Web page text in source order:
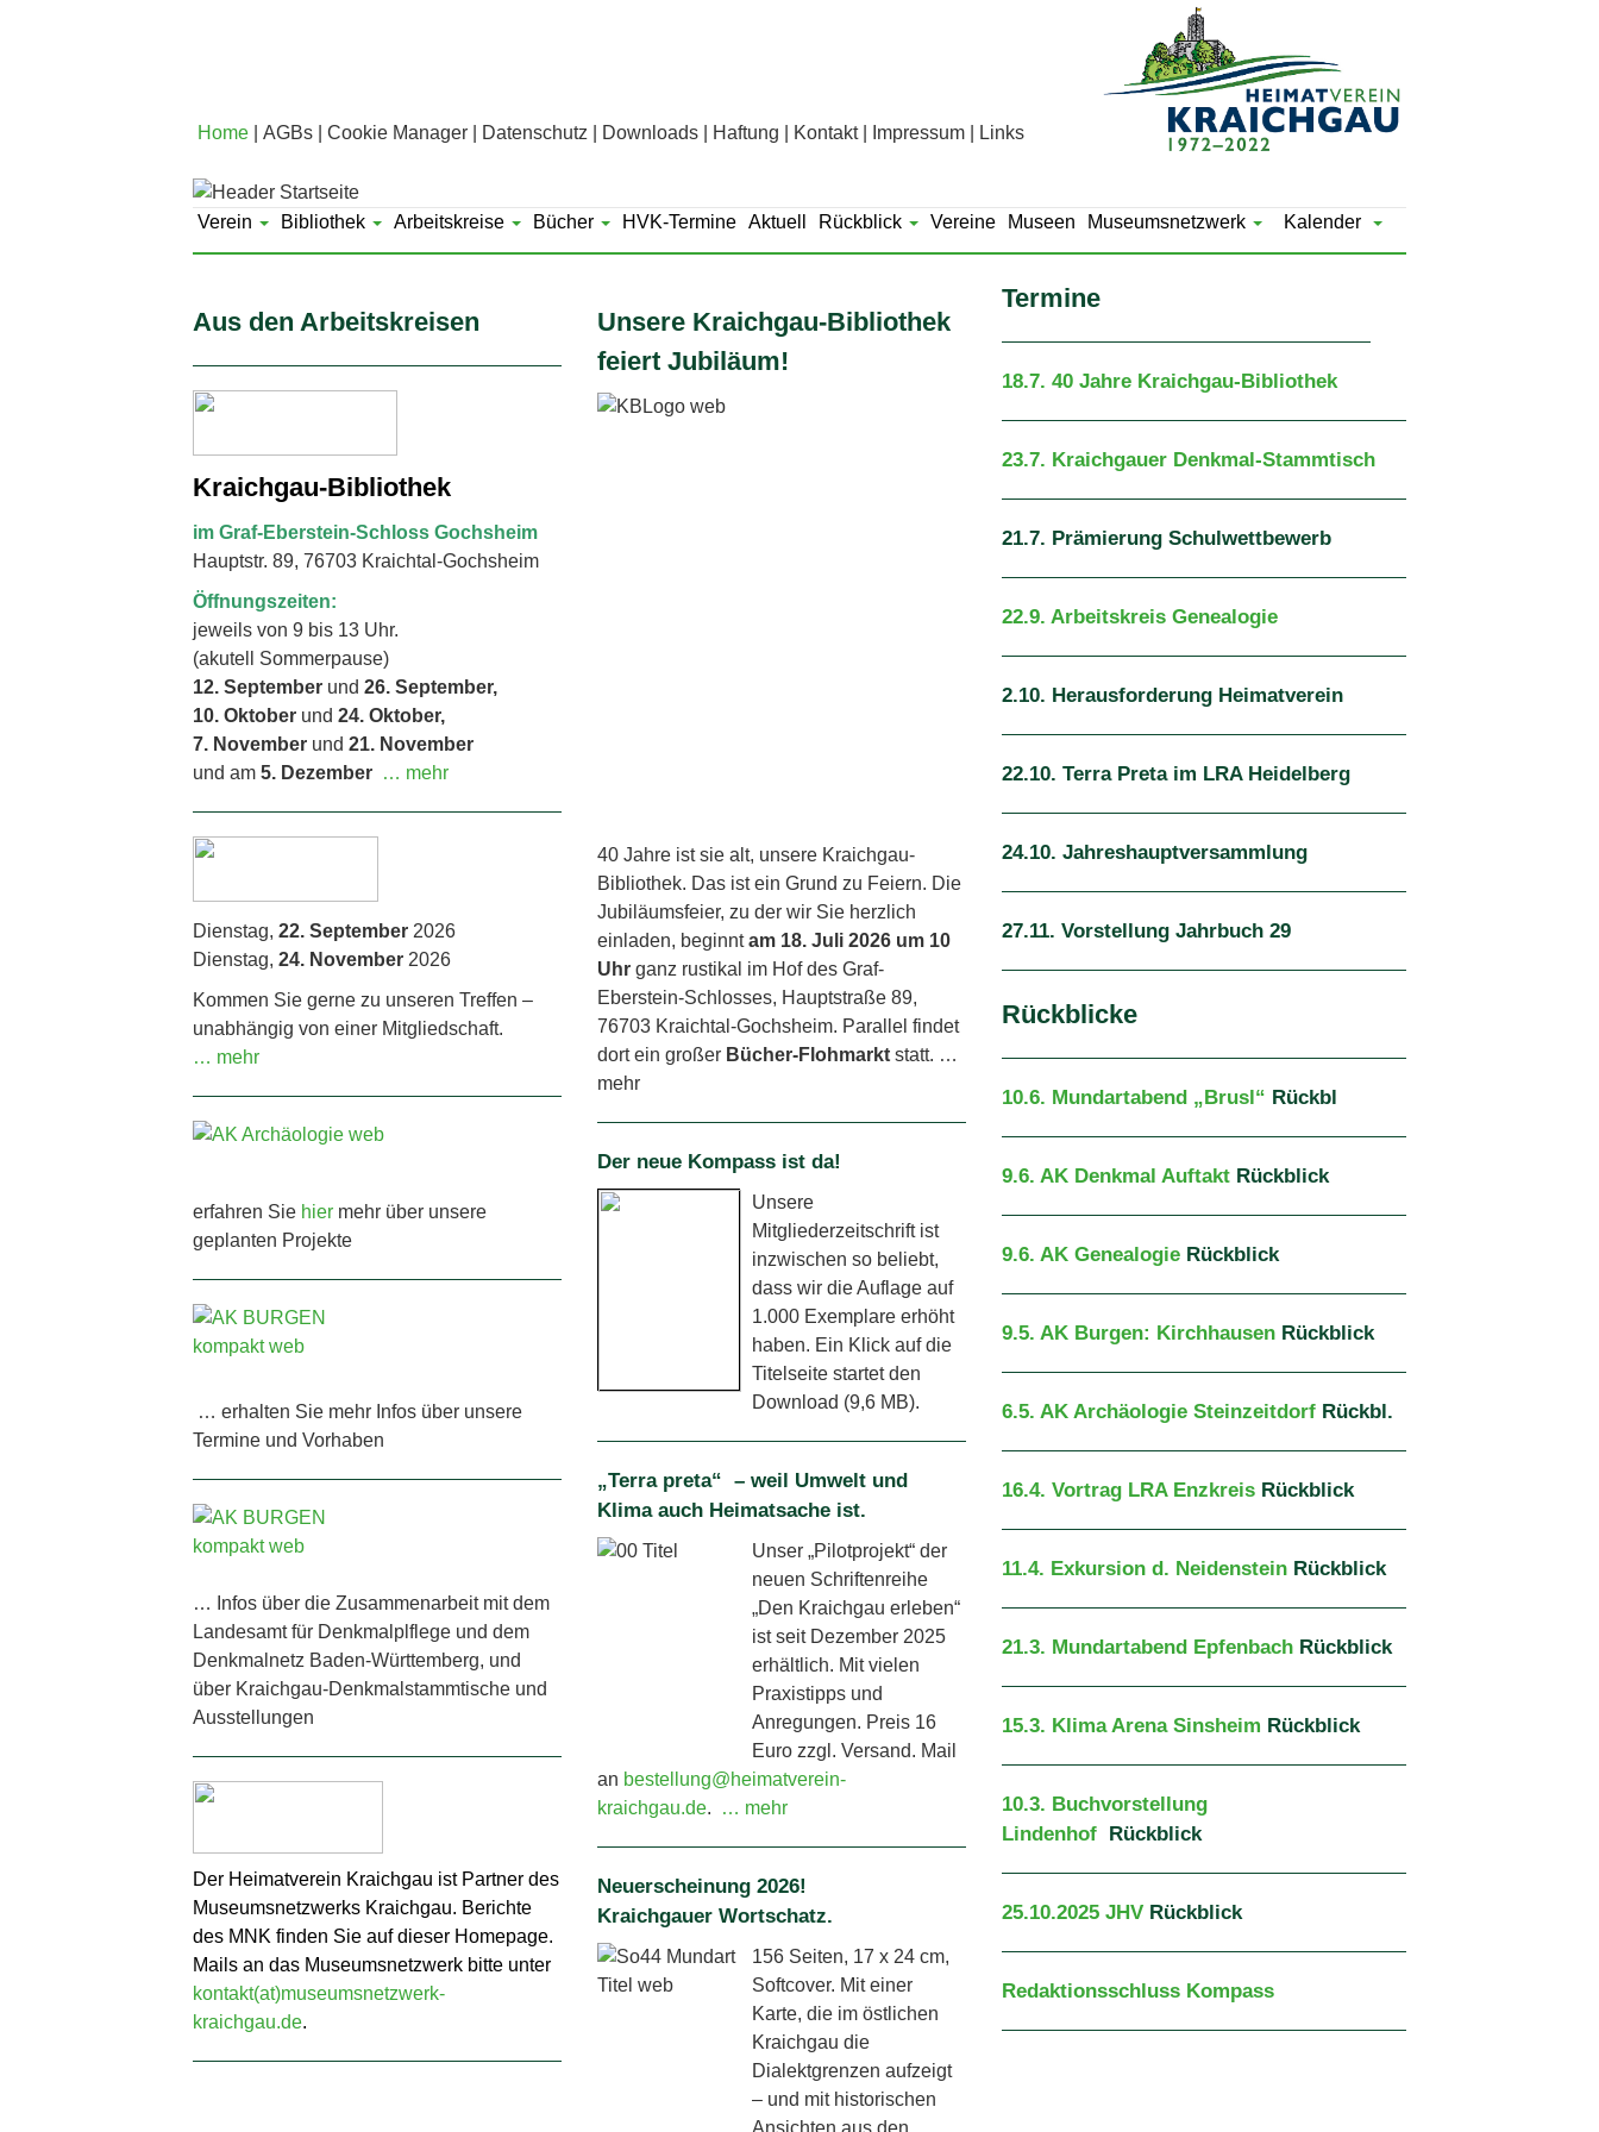
Home AGBs Cookie Manager Datenschutz Downloads Haftung Kontakt Impressum Links
Verein Bibliothek Arbeitskreise Bücher HVK-Termine Aktuell Rückblick Vereine Museen Museumsnetzwerk Kalender
Aus den Arbeitskreisen
Kraichgau-Bibliothek
im Graf-Eberstein-Schloss Gochsheim
Hauptstr. 89, 76703 Kraichtal-Gochsheim
Öffnungszeiten:
jeweils von 9 bis 13 Uhr.
(akutell Sommerpause)
12. September und 26. September,
10. Oktober und 24. Oktober,
7. November und 21. November
und am 5. Dezember … mehr
Dienstag, 22. September 2026
Dienstag, 24. November 2026
Kommen Sie gerne zu unseren Treffen –
unabhängig von einer Mitgliedschaft.
… mehr
erfahren Sie hier mehr über unsere
geplanten Projekte
… erhalten Sie mehr Infos über unsere
Termine und Vorhaben
… Infos über die Zusammenarbeit mit dem
Landesamt für Denkmalplflege und dem
Denkmalnetz Baden-Württemberg, und
über Kraichgau-Denkmalstammtische und
Ausstellungen
Der Heimatverein Kraichgau ist Partner des
Museumsnetzwerks Kraichgau. Berichte
des MNK finden Sie auf dieser Homepage.
Mails an das Museumsnetzwerk bitte unter
kontakt(at)museumsnetzwerk-
kraichgau.de.
Unsere Kraichgau-Bibliothek
feiert Jubiläum!
40 Jahre ist sie alt, unsere Kraichgau-
Bibliothek. Das ist ein Grund zu Feiern. Die
Jubiläumsfeier, zu der wir Sie herzlich
einladen, beginntam 18. Juli 2026 um 10
Uhr ganz rustikal im Hof des Graf-
Eberstein-Schlosses, Hauptstraße 89,
76703 Kraichtal-Gochsheim. Parallel findet
dort ein großer Bücher-Flohmarkt statt. …
mehr
Der neue Kompass ist da!
Unsere
Mitgliederzeitschrift ist
inzwischen so beliebt,
dass wir die Auflage auf
1.000 Exemplare erhöht
haben. Ein Klick auf die
Titelseite startet den
Download (9,6 MB).
„Terra preta“ – weil Umwelt und
Klima auch Heimatsache ist.
Unser „Pilotprojekt“ der
neuen Schriftenreihe
„Den Kraichgau erleben“
ist seit Dezember 2025
erhältlich. Mit vielen
Praxistipps und
Anregungen. Preis 16
Euro zzgl. Versand. Mail
an bestellung@heimatverein-
kraichgau.de. … mehr
Neuerscheinung 2026!
Kraichgauer Wortschatz.
156 Seiten, 17 x 24 cm,
Softcover. Mit einer
Karte, die im östlichen
Kraichgau die
Dialektgrenzen aufzeigt
– und mit historischen
Termine
18.7. 40 Jahre Kraichgau-Bibliothek
23.7. Kraichgauer Denkmal-Stammtisch
21.7. Prämierung Schulwettbewerb
22.9. Arbeitskreis Genealogie
2.10. Herausforderung Heimatverein
22.10. Terra Preta im LRA Heidelberg
24.10. Jahreshauptversammlung
27.11. Vorstellung Jahrbuch 29
Rückblicke
10.6. Mundartabend „Brusl“ Rückbl
9.6. AK Denkmal Auftakt Rückblick
9.6. AK Genealogie Rückblick
9.5. AK Burgen: Kirchhausen Rückblick
6.5. AK Archäologie Steinzeitdorf Rückbl.
16.4. Vortrag LRA Enzkreis Rückblick
11.4. Exkursion d. Neidenstein Rückblick
21.3. Mundartabend Epfenbach Rückblick
15.3. Klima Arena Sinsheim Rückblick
10.3. Buchvorstellung
Lindenhof Rückblick
25.10.2025 JHV Rückblick
Redaktionsschluss Kompass